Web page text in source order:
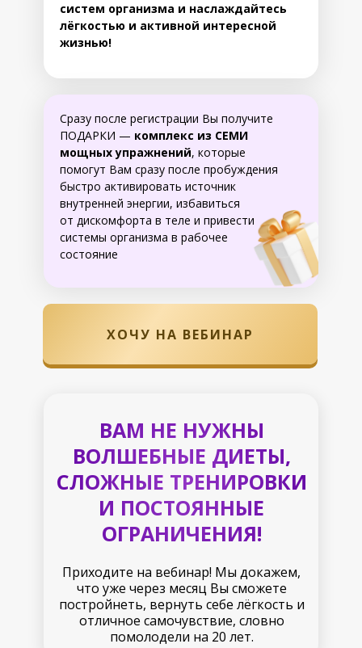
систем организма и наслаждайтесь
лёгкостью и активной интересной
жизнью!
ХОЧУ НА ВЕБИНАР
Сразу после регистрации Вы получите
ПОДАРКИ — комплекс из СЕМИ
мощных упражнений, которые
помогут Вам сразу после пробуждения
быстро активировать источник
внутренней энергии, избавиться
от дискомфорта в теле и привести
системы организма в рабочее
состояние
ВАМ НЕ НУЖНЫ
ВОЛШЕБНЫЕ ДИЕТЫ,
СЛОЖНЫЕ ТРЕНИРОВКИ
И ПОСТОЯННЫЕ
ОГРАНИЧЕНИЯ!
Приходите на вебинар! Мы докажем,
что уже через месяц Вы сможете
постройнеть, вернуть себе лёгкость и
отличное самочувствие, словно
помолодели на 20 лет.